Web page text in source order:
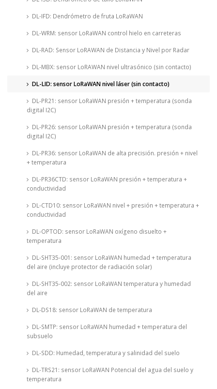
DL-IFD: Dendrómetro de fruta LoRaWAN
DL-WRM: sensor LoRaWAN control hielo en carreteras
DL-RAD: Sensor LoRAWAN de Distancia y Nivel por Radar
DL-MBX: sensor LoRAWAN nivel ultrasónico (sin contacto)
DL-LID: sensor LoRaWAN nivel láser (sin contacto)
DL-PR21: sensor LoRaWAN presión + temperatura (sonda
digital I2C)
DL-PR26: sensor LoRaWAN presión + temperatura (sonda
digital I2C)
DL-PR36: sensor LoRaWAN de alta precisión. presión + nivel
+ temperatura
DL-PR36CTD: sensor LoRaWAN presión + temperatura +
conductividad
DL-CTD10: sensor LoRaWAN nivel + presión + temperatura +
conductividad
DL-OPTOD: sensor LoRaWAN oxígeno disuelto +
temperatura
DL-SHT35-001: sensor LoRaWAN humedad + temperatura
del aire (incluye protector de radiación solar)
DL-SHT35-002: sensor LoRaWAN temperatura y humedad
del aire
DL-DS18: sensor LoRaWAN de temperatura
DL-SMTP: sensor LoRaWAN humedad + temperatura del
subsuelo
DL-SDD: Humedad, temperatura y salinidad del suelo
DL-TRS21: sensor LoRaWAN Potencial del agua del suelo y
temperatura